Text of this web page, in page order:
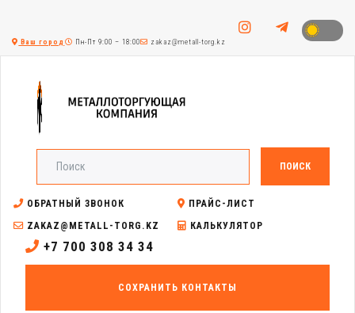
Ваш город Пн-Пт 9:00 – 18:00 zakaz@metall-torg.kz
ПОИСК
ОБРАТНЫЙ ЗВОНОК
ПРАЙС-ЛИСТ
ZAKAZ@METALL-TORG.KZ
КАЛЬКУЛЯТОР
+7 700 308 34 34
СОХРАНИТЬ КОНТАКТЫ